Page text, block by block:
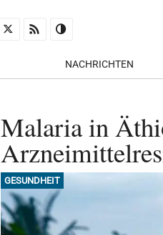
NACHRICHTEN
Malaria in
GESUNDHEIT